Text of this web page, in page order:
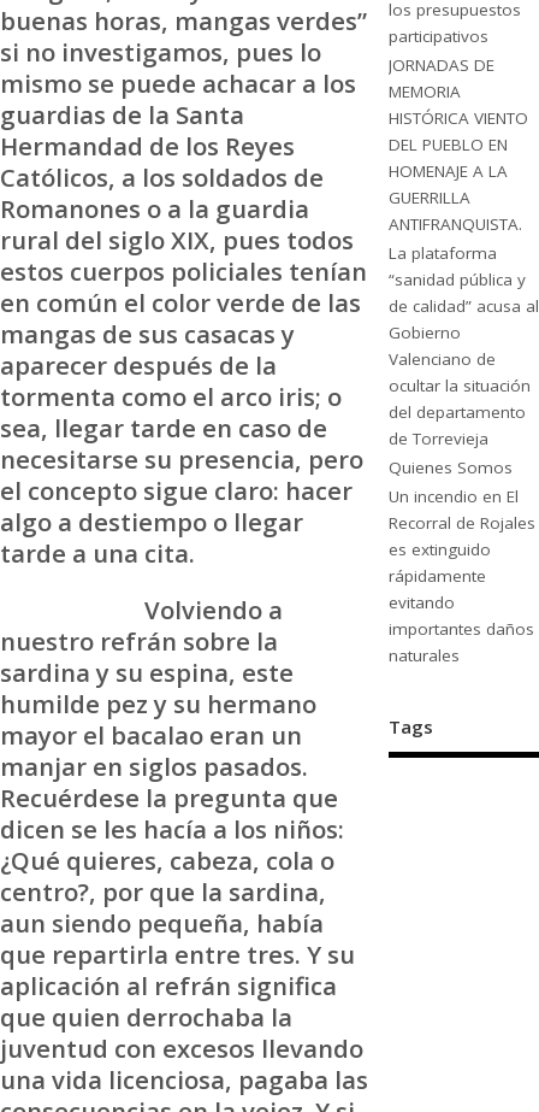
buenas horas, mangas verdes”
si no investigamos, pues lo
mismo se puede achacar a los
guardias de la Santa
Hermandad de los Reyes
Católicos, a los soldados de
Romanones o a la guardia
rural del siglo XIX, pues todos
estos cuerpos policiales tenían
en común el color verde de las
mangas de sus casacas y
aparecer después de la
tormenta como el arco iris; o
sea, llegar tarde en caso de
necesitarse su presencia, pero
el concepto sigue claro: hacer
algo a destiempo o llegar
tarde a una cita.
Volviendo a
nuestro refrán sobre la
sardina y su espina, este
humilde pez y su hermano
mayor el bacalao eran un
manjar en siglos pasados.
Recuérdese la pregunta que
dicen se les hacía a los niños:
¿Qué quieres, cabeza, cola o
centro?, por que la sardina,
aun siendo pequeña, había
que repartirla entre tres. Y su
aplicación al refrán significa
que quien derrochaba la
juventud con excesos llevando
una vida licenciosa, pagaba las
los presupuestos
participativos
JORNADAS DE
MEMORIA
HISTÓRICA VIENTO
DEL PUEBLO EN
HOMENAJE A LA
GUERRILLA
ANTIFRANQUISTA.
La plataforma
“sanidad pública y
de calidad” acusa al
Gobierno
Valenciano de
ocultar la situación
del departamento
de Torrevieja
Quienes Somos
Un incendio en El
Recorral de Rojales
es extinguido
rápidamente
evitando
importantes daños
naturales
Tags